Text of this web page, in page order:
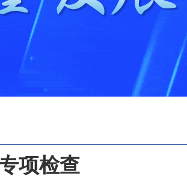
项检查